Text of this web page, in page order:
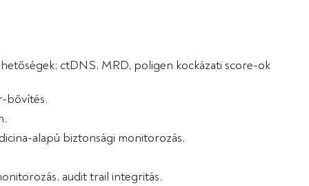
ctDNS, MRD, poligen kockázati score-ok
bővítés.
alapú biztonsági monitorozás.
audit trail integritás.